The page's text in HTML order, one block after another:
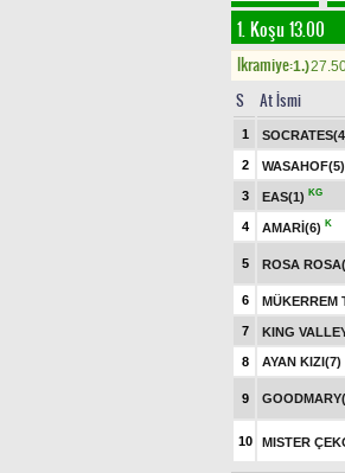
1. Koşu 13.00
Ikramiye:1.)
S At İsmi
1
2 WASAHOF(5)
3 EAS(1) KG
4 AMARİ(6) K
5 ROSA
6 MÜKERREM
7 KING
8 AYAN KIZI(7)
9
10 MISTER